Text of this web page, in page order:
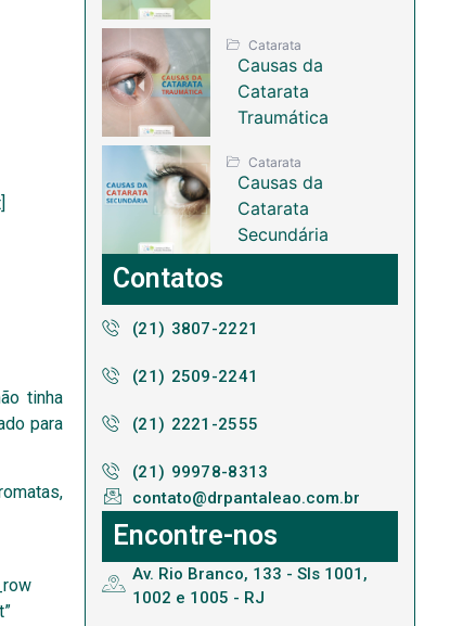
tinha
para
Catarata
Causas da
Catarata
Traumática
Catarata
Causas da
Catarata
Secundária
Contatos
(21) 3807-2221
(21) 2509-2241
(21) 2221-2555
(21) 99978-8313
contato@drpantaleao.com.br
Encontre-nos
Av. Rio Branco, 133 - Sls 1001,
1002 e 1005 - RJ